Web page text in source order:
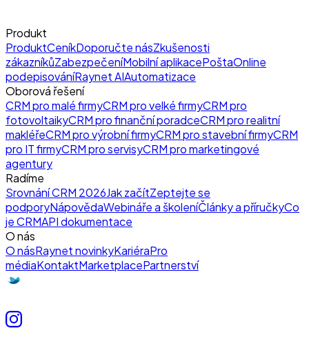
Produkt
ProduktCeníkDoporučte násZkušenosti
zákazníkůZabezpečeníMobilní aplikacePoštaOnline
podepisováníRaynet AIAutomatizace
Oborová řešení
CRM pro malé firmyCRM pro velké firmyCRM pro
fotovoltaikyCRM pro finanční poradceCRM pro realitní
makléřeCRM pro výrobní firmyCRM pro stavební firmyCRM
pro IT firmyCRM pro servisyCRM pro marketingové
agentury
Radíme
Srovnání CRM 2026Jak začítZeptejte se
podporyNápovědaWebináře a školeníČlánky a příručkyCo
je CRMAPI dokumentace
O nás
O násRaynet novinkyKariéraPro
médiaKontaktMarketplacePartnerství